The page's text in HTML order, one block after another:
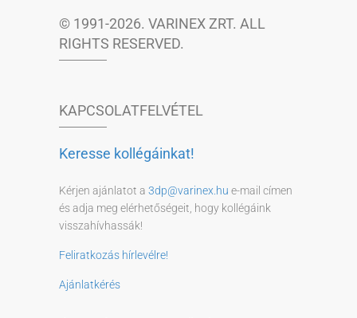
© 1991-2026. VARINEX ZRT. ALL
RIGHTS RESERVED.
KAPCSOLATFELVÉTEL
Keresse kollégáinkat!
Kérjen ajánlatot a 3dp@varinex.hu e-mail címen
és adja meg elérhetőségeit, hogy kollégáink
visszahívhassák!
Feliratkozás hírlevélre!
Ajánlatkérés